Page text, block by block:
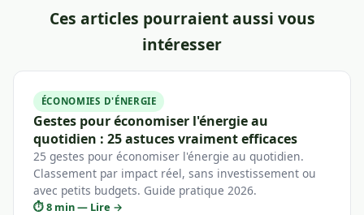
Ces articles pourraient aussi vous
intéresser
ÉCONOMIES D'ÉNERGIE
Gestes pour économiser l'énergie au
quotidien : 25 astuces vraiment efficaces
25 gestes pour économiser l'énergie au quotidien.
Classement par impact réel, sans investissement ou
avec petits budgets. Guide pratique 2026.
⏱ 8 min — Lire →